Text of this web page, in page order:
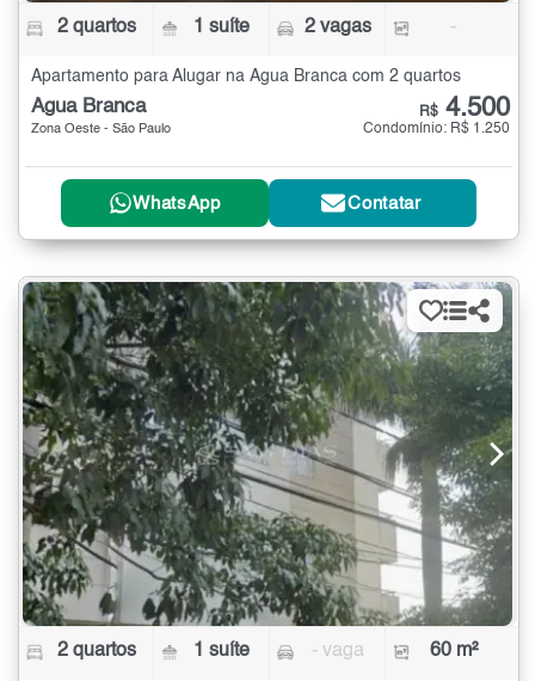
2 quartos 1 suíte 2 vagas -
Apartamento para Alugar na Água Branca com 2 quartos
Água Branca
Zona Oeste - São Paulo
R$ 4.500
Condomínio: R$ 1.250
WhatsApp Contatar
2 quartos 1 suíte - vaga 60 m²